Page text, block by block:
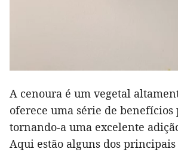
A cenoura é um vegetal
oferece uma série de benefícios
tornando-a uma excelente
Aqui estão alguns dos